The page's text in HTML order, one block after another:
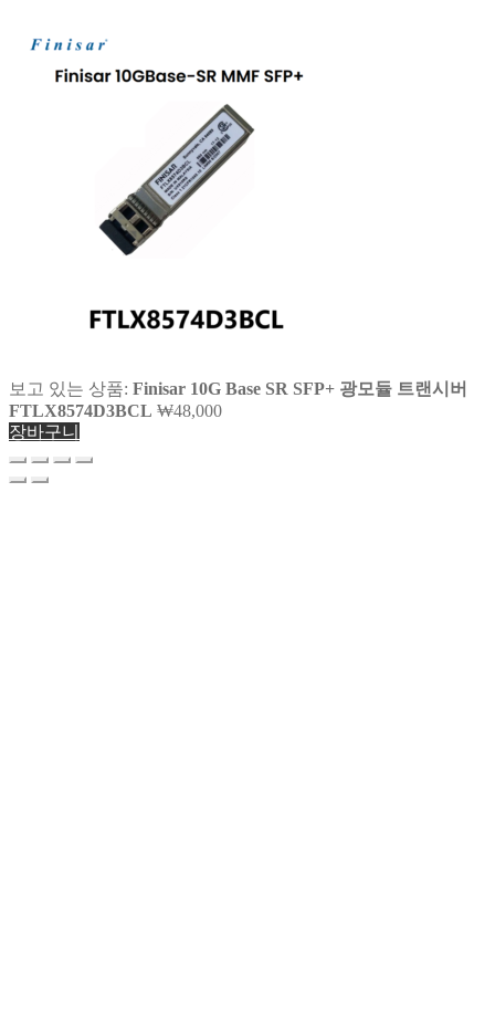
보고 있는 상품: Finisar 10G Base SR SFP+ 광모듈 트랜시버
FTLX8574D3BCL ₩48,000
장바구니